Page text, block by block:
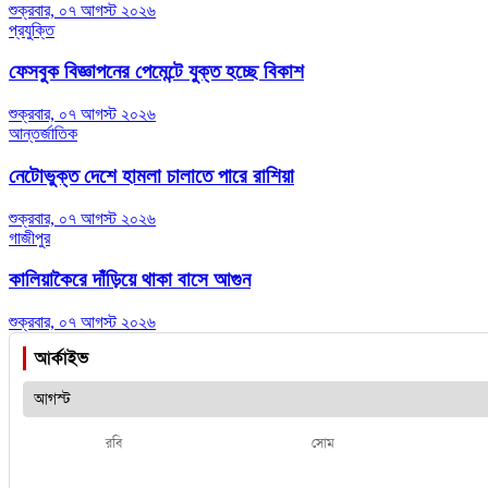
শুক্রবার, ০৭ আগস্ট ২০২৬
প্রযুক্তি
ফেসবুক বিজ্ঞাপনের পেমেন্টে যুক্ত হচ্ছে বিকাশ
শুক্রবার, ০৭ আগস্ট ২০২৬
আন্তর্জাতিক
নেটোভুক্ত দেশে হামলা চালাতে পারে রাশিয়া
শুক্রবার, ০৭ আগস্ট ২০২৬
গাজীপুর
কালিয়াকৈরে দাঁড়িয়ে থাকা বাসে আগুন
শুক্রবার, ০৭ আগস্ট ২০২৬
আর্কাইভ
রবি সোম